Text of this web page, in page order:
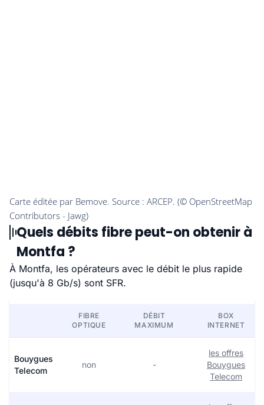
Quels débits fibre peut-on obtenir à
Montfa ?
À Montfa, les opérateurs avec le débit le plus rapide
(jusqu'à 8 Gb/s) sont SFR.
FIBRE
OPTIQUE
DÉBIT
MAXIMUM
BOX
INTERNET
Bouygues
Telecom
non -
les offres
Bouygues
Telecom